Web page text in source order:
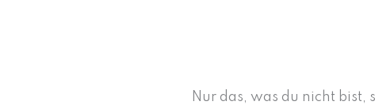
Nur das, was du nicht bist,